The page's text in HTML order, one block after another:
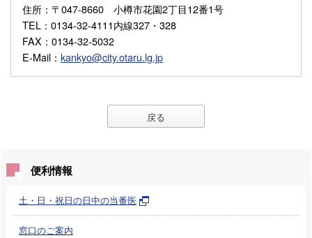
住所 ：〒047-8660 小樽市花園2丁目12番1号
TEL ：0134-32-4111内線327・328
FAX ：0134-32-5032
E-Mail ： kankyo@city.otaru.lg.jp
戻る
便利情報
土・日・祝日の日中の当番医
窓口のご案内